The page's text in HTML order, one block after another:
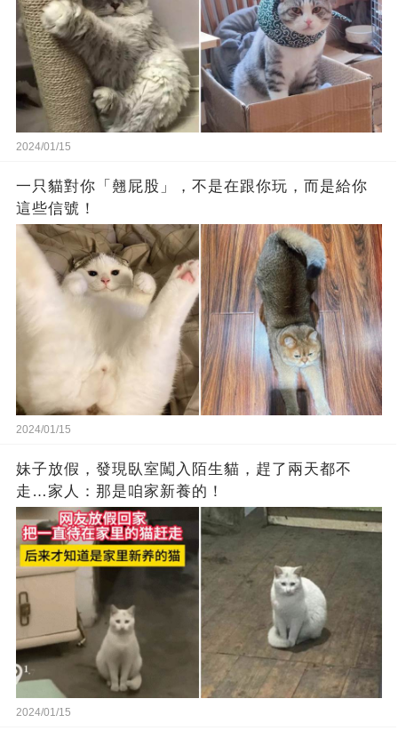
2024/01/15
一只貓對你「翹屁股」，不是在跟你玩，而是給你
這些信號！
2024/01/15
妹子放假，發現臥室闖入陌生貓，趕了兩天都不
走…家人：那是咱家新養的！
2024/01/15